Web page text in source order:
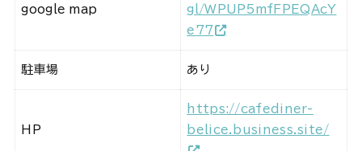
google map
gl/WPUP5mfFPEQAcY
e77
駐車場 あり
HP
https://cafediner-
belice.business.site/